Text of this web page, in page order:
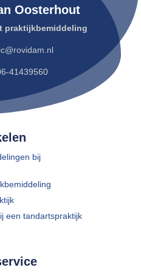
Oosterhout
praktijkbemiddeling
41439560
bij
een tandartspraktijk